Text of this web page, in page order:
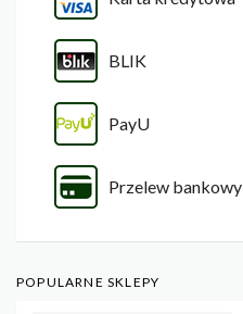
BLIK
PayU
Przelew bankowy
POPULARNE SKLEPY